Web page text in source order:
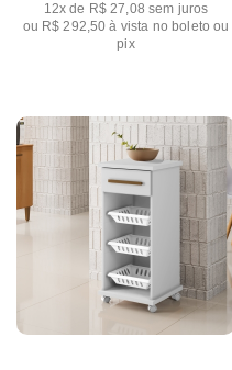
12x de R$ 27,08 sem juros
ou R$ 292,50 à vista no boleto ou
pix